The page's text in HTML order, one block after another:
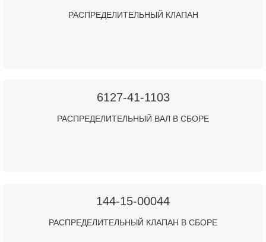
РАСПРЕДЕЛИТЕЛЬНЫЙ КЛАПАН
6127-41-1103
РАСПРЕДЕЛИТЕЛЬНЫЙ ВАЛ В СБОРЕ
144-15-00044
РАСПРЕДЕЛИТЕЛЬНЫЙ КЛАПАН В СБОРЕ